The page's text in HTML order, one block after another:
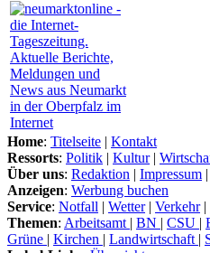
Home: Titelseite | Kontakt
Ressorts: Politik | Kultur|
Über uns: Redaktion | Impressum |
Anzeigen: Werbung buchen
Service: Notfall | Wetter| Verkehr|
Themen: Arbeitsamt | BN | CSU |
Grüne | Kirchen | Landwirtschaft |